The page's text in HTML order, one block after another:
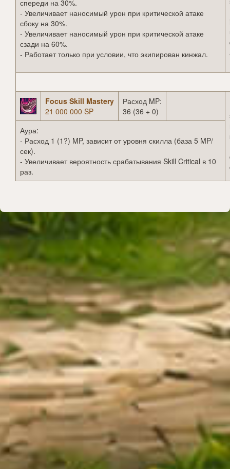
спереди на 30%.
- Увеличивает наносимый урон при критической атаке
сбоку на 30%.
- Увеличивает наносимый урон при критической атаке
сзади на 60%.
- Работает только при условии, что экипирован кинжал.
Focus Skill Mastery
21 000 000 SP
Расход MP:
36 (36 + 0)
Аура:
- Расход 1 (1?) MP, зависит от уровня скилла (база 5 MP/
сек).
- Увеличивает вероятность срабатывания Skill Critical в 10
раз.